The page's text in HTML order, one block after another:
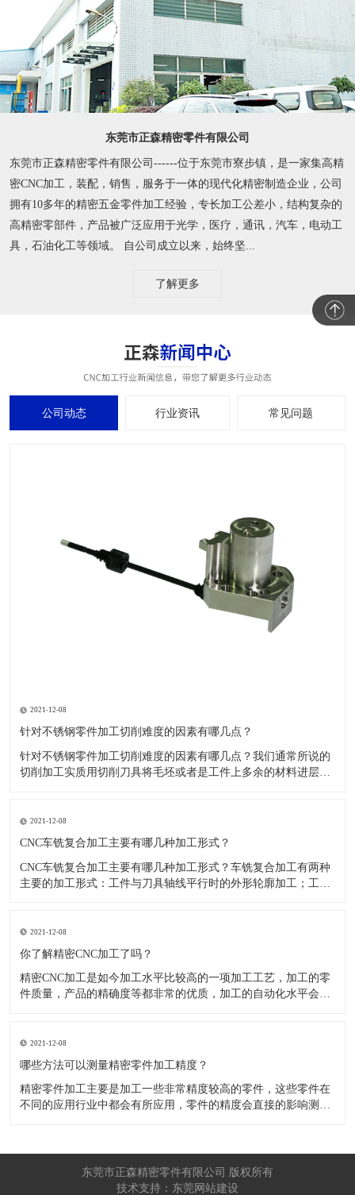
东莞市正森精密零件有限公司
东莞市正森精密零件有限公司------位于东莞市寮步镇，是一家集高精
密CNC加工，装配，销售，服务于一体的现代化精密制造企业，公司
拥有10多年的精密五金零件加工经验，专长加工公差小，结构复杂的
高精密零部件，产品被广泛应用于光学，医疗，通讯，汽车，电动工
具，石油化工等领域。 自公司成立以来，始终坚...
了解更多
公司动态 行业资讯 常见问题
2021-12-08
针对不锈钢零件加工切削难度的因素有哪几点？
针对不锈钢零件加工切削难度的因素有哪几点？我们通常所说的
切削加工实质用切削刀具将毛坯或者是工件上多余的材料进层进
其他的常规材料，比如铜材和铝合金，究其原因有以下几个关键
因素： 一
2021-12-08
CNC车铣复合加工主要有哪几种加工形式？
CNC车铣复合加工主要有哪几种加工形式？车铣复合加工有两种
主要的加工形式：工件与刀具轴线平行时的外形轮廓加工；工件
2021-12-08
​你了解精密CNC加工了吗？
精密CNC加工是如今加工水平比较高的一项加工工艺，加工的零
件质量，产品的精确度等都非常的优质，加工的自动化水平会比
自动化技术水平高，非常适合加工轮廊样子繁杂的曲线图，斜面
零
2021-12-08
​哪些方法可以测量精密零件加工精度？
精密零件加工主要是加工一些非常精度较高的零件，这些零件在
不同的应用行业中都会有所应用，零件的精度会直接的影响测量
工按量具量仪的读数值是否直接表示被测尺寸的数值，可分为测
东莞市正森精密零件有限公司 版权所有
技术支持：东莞网站建设